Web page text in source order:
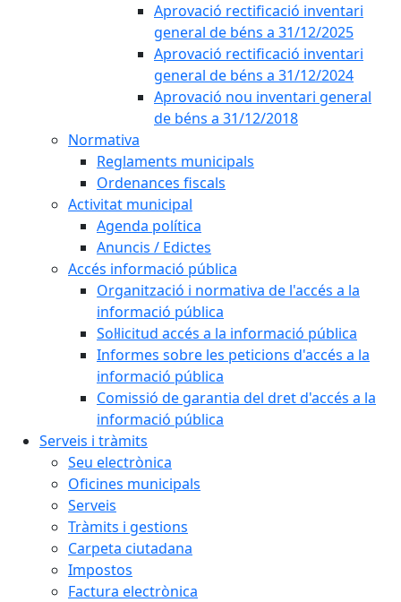
Aprovació rectificació inventari
general de béns a 31/12/2025
Aprovació rectificació inventari
general de béns a 31/12/2024
Aprovació nou inventari general
de béns a 31/12/2018
Normativa
Reglaments municipals
Ordenances fiscals
Activitat municipal
Agenda política
Anuncis / Edictes
Accés informació pública
Organització i normativa de l'accés a la
informació pública
Sol·licitud accés a la informació pública
Informes sobre les peticions d'accés a la
informació pública
Comissió de garantia del dret d'accés a la
informació pública
Serveis i tràmits
Seu electrònica
Oficines municipals
Serveis
Tràmits i gestions
Carpeta ciutadana
Impostos
Factura electrònica